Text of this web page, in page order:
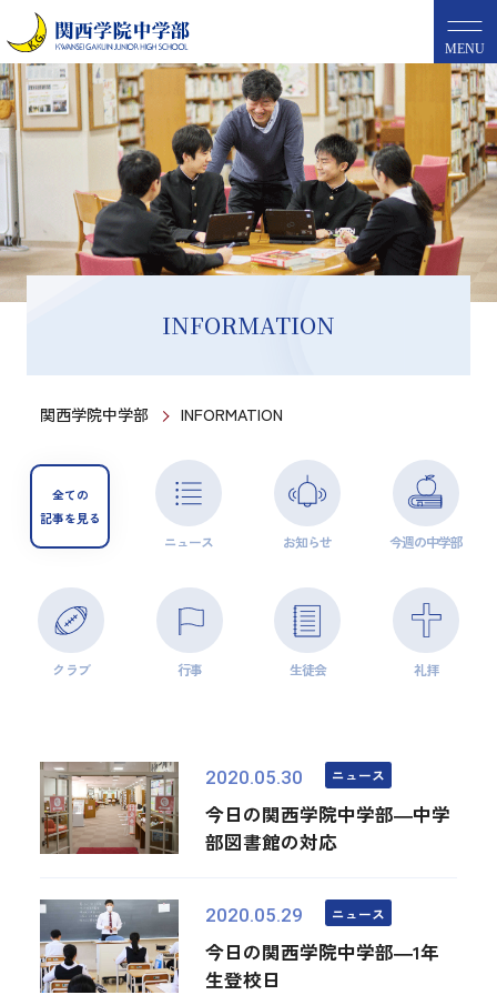
MENU
INFORMATION
関西学院中学部 INFORMATION
全ての
記事を見る
ニュース お知らせ 今週の中学部
クラブ 行事 生徒会 礼拝
2020.05.30 ニュース
今日の関西学院中学部―中学
部図書館の対応
2020.05.29 ニュース
今日の関西学院中学部―1年
生登校日